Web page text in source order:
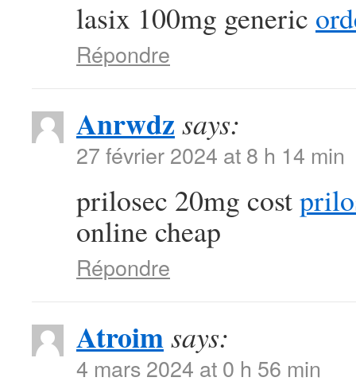
lasix 100mg generic
Répondre
Anrwdz says:
27 février 2024 at 8 h 14 min
prilosec 20mg cost
online cheap
Répondre
Atroimsays:
4 mars 2024 at 0 h 56 min